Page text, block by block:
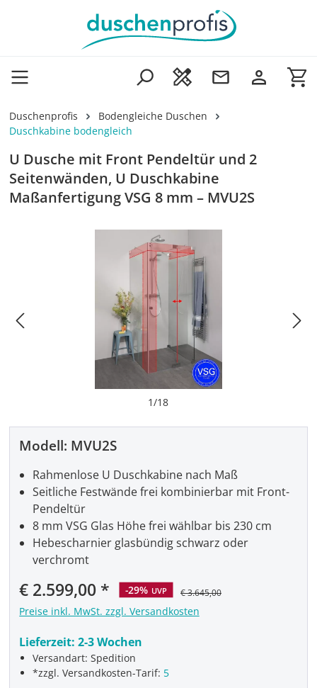
Zum Hauptinhalt springen
Duschenprofis
Bodengleiche Duschen
Duschkabine bodengleich
U Dusche mit Front Pendeltür und 2
Seitenwänden, U Duschkabine
Maßanfertigung VSG 8 mm – MVU2S
Bildergalerie überspringen
1/18
Modell: MVU2S
Verkaufspreis:
€ 2.599,00 -29% UVP € 3.645,00
Preise inkl. MwSt. zzgl. Versandkosten
Lieferzeit: 2-3 Wochen
Versandart: Spedition
*zzgl. Versandkosten-Tarif: 5
Rahmenlose U Duschkabine nach Maß
Seitliche Festwände frei kombinierbar mit Front-
Pendeltür
8 mm VSG Glas Höhe frei wählbar bis 230 cm
Hebescharnier glasbündig schwarz oder
verchromt